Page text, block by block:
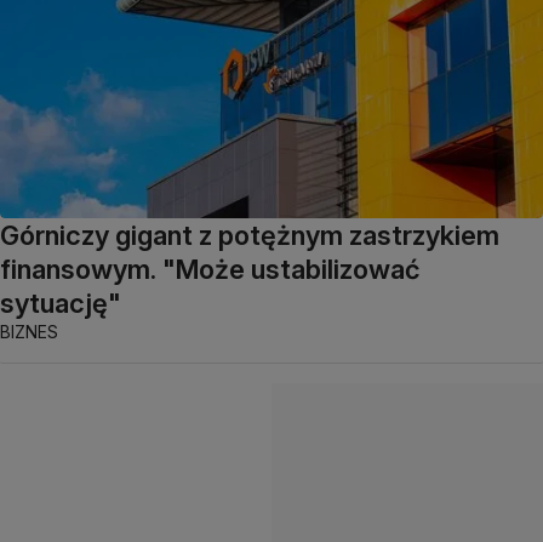
Górniczy gigant z potężnym zastrzykiem
finansowym. "Może ustabilizować
sytuację"
BIZNES